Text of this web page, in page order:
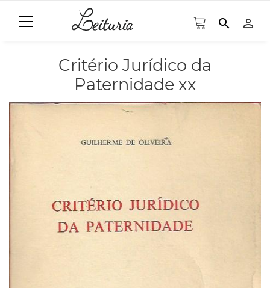
search person_outline
Critério Jurídico da
Paternidade xx